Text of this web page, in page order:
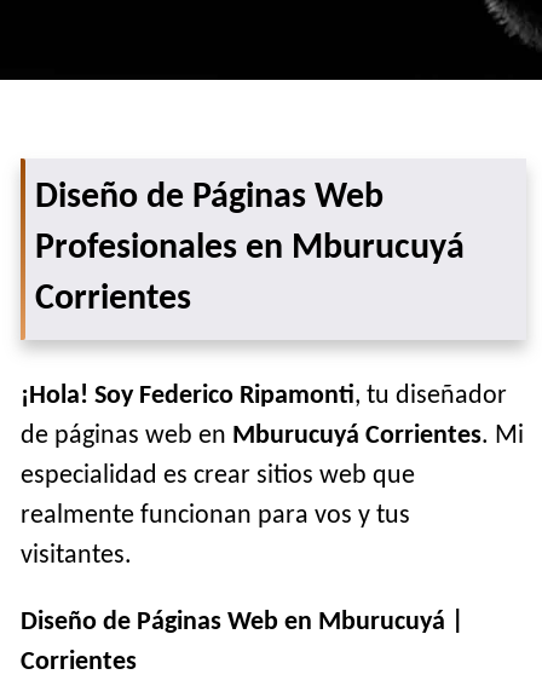
Diseño de Páginas Web
Profesionales en Mburucuyá
Corrientes
¡Hola! Soy Federico Ripamonti, tu diseñador
de páginas web en Mburucuyá Corrientes. Mi
especialidad es crear sitios web que
realmente funcionan para vos y tus
visitantes.
Diseño de Páginas Web en Mburucuyá |
Corrientes